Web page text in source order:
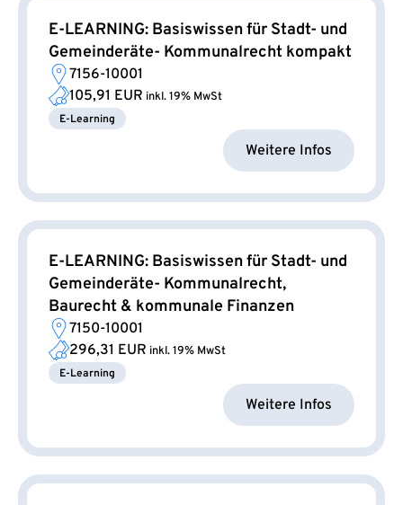
E-LEARNING: Basiswissen für Stadt- und
Gemeinderäte- Kommunalrecht kompakt
7156-10001
105,91 EUR inkl. 19% MwSt
E-Learning
Weitere Infos
E-LEARNING: Basiswissen für Stadt- und
Gemeinderäte- Kommunalrecht,
Baurecht & kommunale Finanzen
7150-10001
296,31 EUR inkl. 19% MwSt
E-Learning
Weitere Infos